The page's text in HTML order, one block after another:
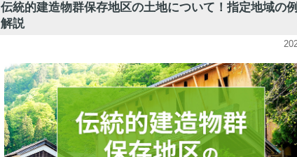
伝統的建造物群保存地区の土地について！指定地域の
解説